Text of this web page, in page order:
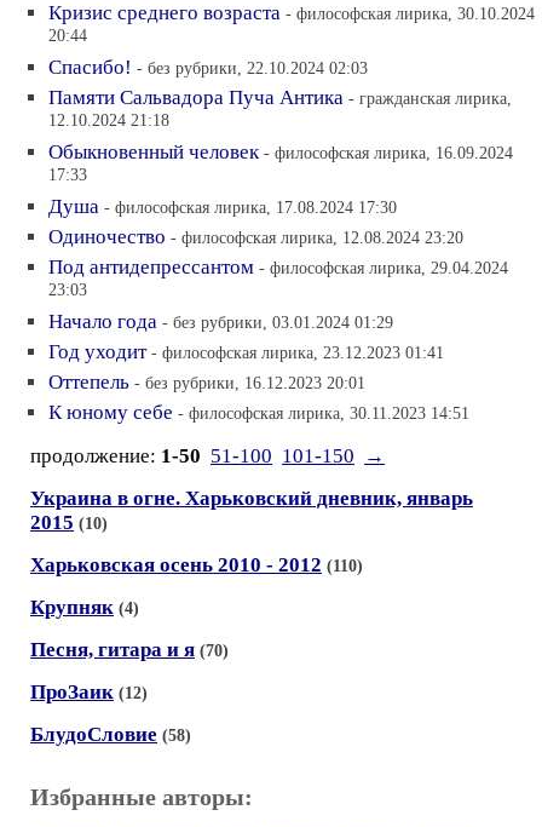
Кризис среднего возраста - философская лирика, 30.10.2024
20:44
Спасибо! - без рубрики, 22.10.2024 02:03
Памяти Сальвадора Пуча Антика - гражданская лирика,
12.10.2024 21:18
Обыкновенный человек - философская лирика, 16.09.2024
17:33
Душа - философская лирика, 17.08.2024 17:30
Одиночество - философская лирика, 12.08.2024 23:20
Под антидепрессантом - философская лирика, 29.04.2024
23:03
Начало года - без рубрики, 03.01.2024 01:29
Год уходит - философская лирика, 23.12.2023 01:41
Оттепель - без рубрики, 16.12.2023 20:01
К юному себе - философская лирика, 30.11.2023 14:51
продолжение: 1-50 51-100 101-150
→
Украина в огне. Харьковский дневник, январь
2015 (10)
Харьковская осень 2010 - 2012 (110)
Крупняк (4)
Песня, гитара и я (70)
ПроЗаик (12)
БлудоСловие (58)
Избранные авторы: